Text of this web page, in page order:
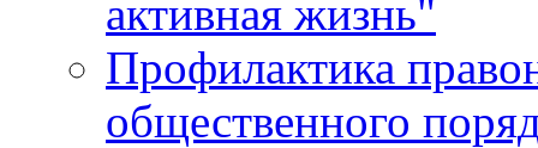
активная жизнь"
Профилактика
общественного